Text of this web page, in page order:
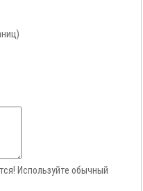
Используйте обычный